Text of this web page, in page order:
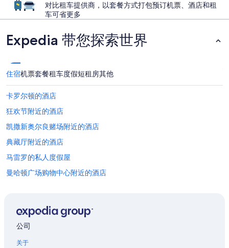
对比租车提供商，以套餐方式打包预订机票、酒店和租
车可省更多
Expedia 带您探索世界
住宿机票套餐租车度假短租房其他
卡罗尔顿的酒店
狂欢节附近的酒店
凯撒新奥尔良赌场附近的酒店
典藏厅附近的酒店
马雷罗的私人度假屋
曼哈顿广场购物中心附近的酒店
新奥尔良联合客运站的城堡
公司
关于